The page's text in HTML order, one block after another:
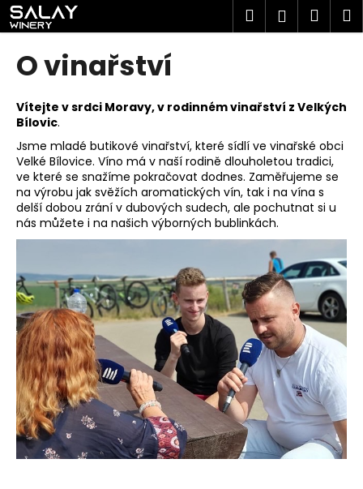
Přejít
na
obsah
Hledat
O vinařství
Vítejte v srdci Moravy, v rodinném vinařství z Velkých
Bílovic.
Jsme mladé butikové vinařství, které sídlí ve vinařské obci
Velké Bílovice. Víno má v naší rodině dlouholetou tradici,
ve které se snažíme pokračovat dodnes. Zaměřujeme se
na výrobu jak svěžích aromatických vín, tak i na vína s
delší dobou zrání v dubových sudech, ale pochutnat si u
nás můžete i na našich výborných bublinkách.
K
o
o
p
o
t
ř
e
b
j
e
t
e
n
a
j
í
t
?